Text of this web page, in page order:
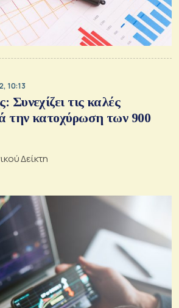
10:13
Συνεχίζει τις καλές
την κατοχύρωση των 900
Δείκτη